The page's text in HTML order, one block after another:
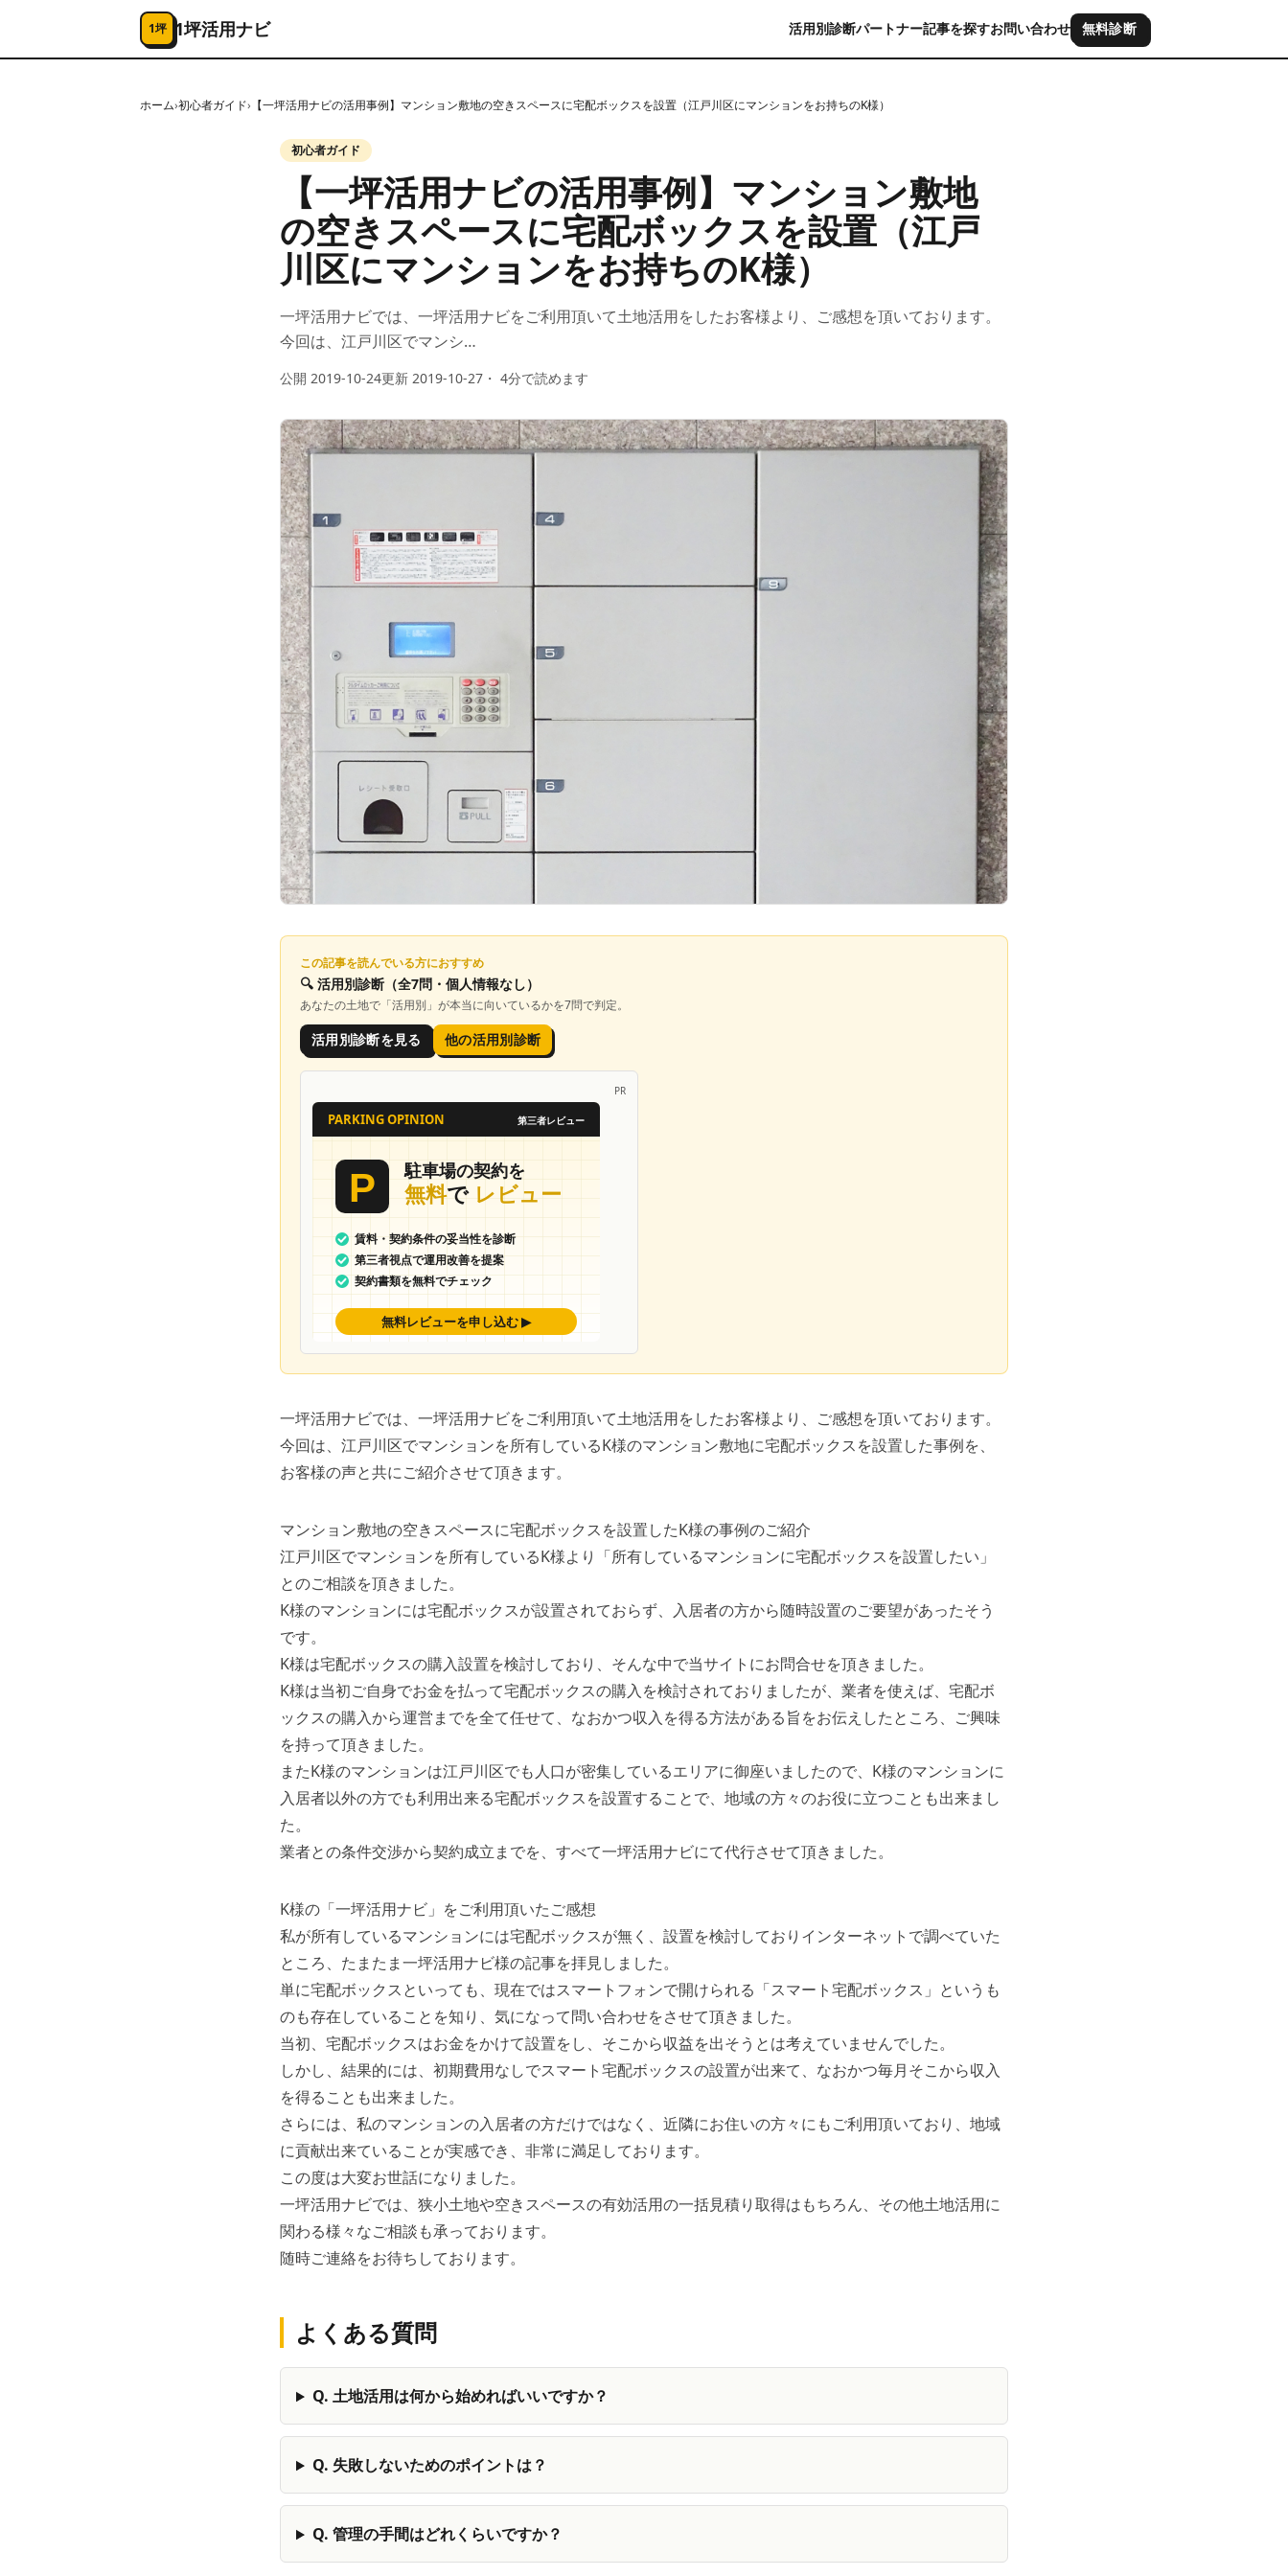
コンテンツへスキップ
1坪 1坪活用ナビ 活用別診断パートナー記事を探すお問い合わせ 無料診断
ホーム›初心者ガイド› 【一坪活用ナビの活用事例】マンション敷地の空きスペースに宅配ボックスを設置（江戸川区にマンションをお持ちのK様）
初心者ガイド
【一坪活用ナビの活用事例】マンション敷地
の空きスペースに宅配ボックスを設置（江戸
川区にマンションをお持ちのK様）
一坪活用ナビでは、一坪活用ナビをご利用頂いて土地活用をしたお客様より、ご感想を頂いております。
今回は、江戸川区でマンシ…
公開 2019-10-24更新 2019-10-27 ・ 4分で読めます
この記事を読んでいる方におすすめ
🔍 活用別診断 （全7問・個人情報なし）
あなたの土地で「活用別 」が本当に向いているかを7問で判定。
活用別診断を見る 他の活用別診断
PR
一坪活用ナビでは、一坪活用ナビをご利用頂いて土地活用をしたお客様より、ご感想を頂いております。
今回は、江戸川区でマンションを所有しているK様のマンション敷地に宅配ボックスを設置した事例を、
お客様の声と共にご紹介させて頂きます。
マンション敷地の空きスペースに宅配ボックスを設置したK様の事例のご紹介
江戸川区でマンションを所有しているK様より「所有しているマンションに宅配ボックスを設置したい」
とのご相談を頂きました。
K様のマンションには宅配ボックスが設置されておらず、入居者の方から随時設置のご要望があったそう
です。
K様は宅配ボックスの購入設置を検討しており、そんな中で当サイトにお問合せを頂きました。
K様は当初ご自身でお金を払って宅配ボックスの購入を検討されておりましたが、業者を使えば、宅配ボ
ックスの購入から運営までを全て任せて、なおかつ収入を得る方法がある旨をお伝えしたところ、ご興味
を持って頂きました。
またK様のマンションは江戸川区でも人口が密集しているエリアに御座いましたので、K様のマンションに
入居者以外の方でも利用出来る宅配ボックスを設置することで、地域の方々のお役に立つことも出来まし
た。
業者との条件交渉から契約成立までを、すべて一坪活用ナビにて代行させて頂きました。
K様の「一坪活用ナビ」をご利用頂いたご感想
私が所有しているマンションには宅配ボックスが無く、設置を検討しておりインターネットで調べていた
ところ、たまたま一坪活用ナビ様の記事を拝見しました。
単に宅配ボックスといっても、現在ではスマートフォンで開けられる「スマート宅配ボックス」というも
のも存在していることを知り、気になって問い合わせをさせて頂きました。
当初、宅配ボックスはお金をかけて設置をし、そこから収益を出そうとは考えていませんでした。
しかし、結果的には、初期費用なしでスマート宅配ボックスの設置が出来て、なおかつ毎月そこから収入
を得ることも出来ました。
さらには、私のマンションの入居者の方だけではなく、近隣にお住いの方々にもご利用頂いており、地域
に貢献出来ていることが実感でき、非常に満足しております。
この度は大変お世話になりました。
一坪活用ナビでは、狭小土地や空きスペースの有効活用の一括見積り取得はもちろん、その他土地活用に
関わる様々なご相談も承っております。
随時ご連絡をお待ちしております。
よくある質問
Q. 土地活用は何から始めればいいですか？
Q. 失敗しないためのポイントは？
Q. 管理の手間はどれくらいですか？